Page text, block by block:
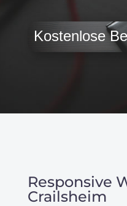
Kostenlose
Responsive
Crailsheim